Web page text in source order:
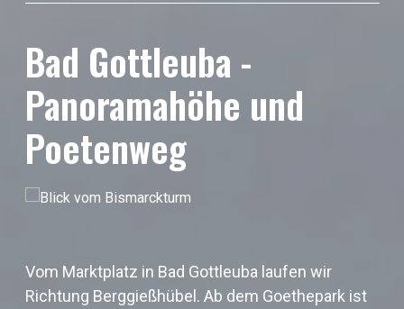
Bad Gottleuba -
Panoramahöhe und
Poetenweg
Vom Marktplatz in Bad Gottleuba laufen wir
Richtung Berggießhübel. Ab dem Goethepark ist